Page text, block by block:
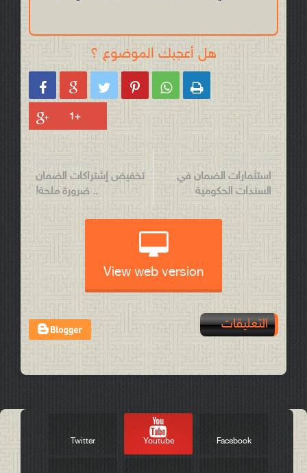
هل أعجبك الموضوع ؟
     
استثمارات الضمان في
السندات الحكومية
تخفيض إشتراكات الضمان
.. ضرورة ملحة!
View web version
التعليقات
Facebook
Youtube
Twitter